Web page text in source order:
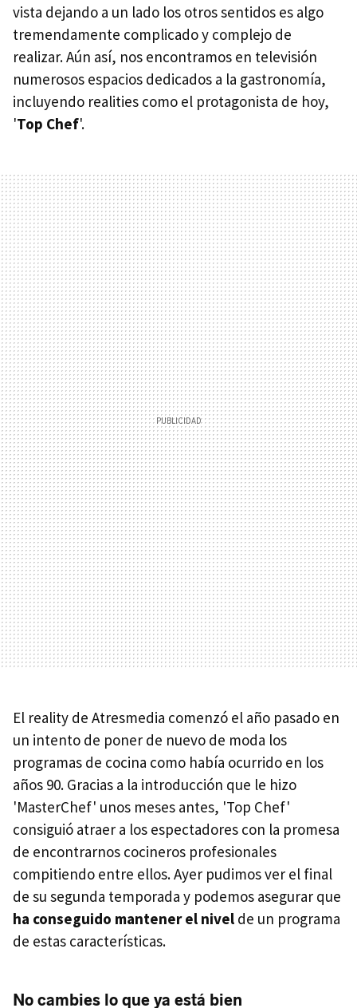
vista dejando a un lado los otros sentidos es algo
tremendamente complicado y complejo de
realizar. Aún así, nos encontramos en televisión
numerosos espacios dedicados a la gastronomía,
incluyendo realities como el protagonista de hoy,
'Top Chef'.
El reality de Atresmedia comenzó el año pasado en
un intento de poner de nuevo de moda los
programas de cocina como había ocurrido en los
años 90. Gracias a la introducción que le hizo
'MasterChef' unos meses antes, 'Top Chef'
consiguió atraer a los espectadores con la promesa
de encontrarnos cocineros profesionales
compitiendo entre ellos. Ayer pudimos ver el final
de su segunda temporada y podemos asegurar que
ha conseguido mantener el nivel de un programa
de estas características.
No cambies lo que ya está bien